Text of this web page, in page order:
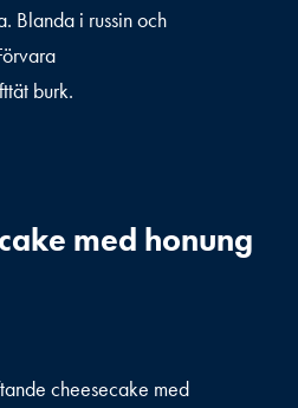
Blanda i russin och
burk.
med honung
cheesecake med